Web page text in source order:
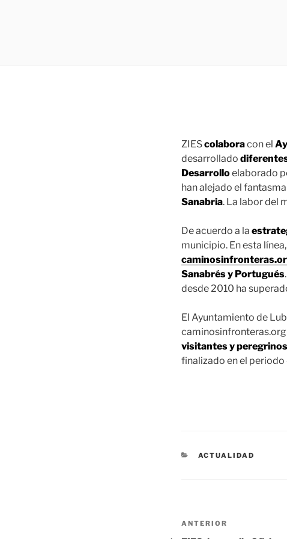
ZIEScolaboracon el
desarrollado
Desarrolloelaborado
han alejado el
Sanabria. La labor del
De acuerdo a la
municipio. En esta
Sanabrés y Portugués
desde 2010 ha
El Ayuntamiento de
caminosinfronteras.org
visitantes y peregrinos
finalizado en el
CATEGORÍAS
ACTUALIDAD
Navegación
Entrada
ANTERIOR